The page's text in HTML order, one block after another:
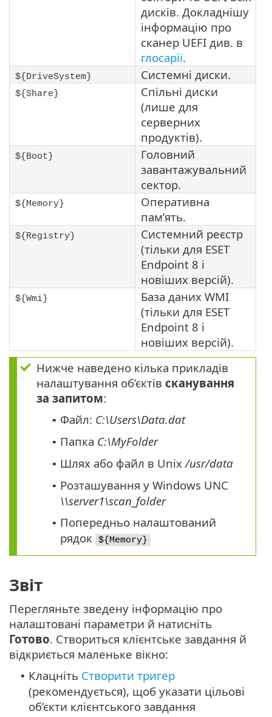
дисків. Докладнішу
інформацію про
сканер UEFI див. в
глосарії.
${DriveSystem} Системні диски.
${Share}
Спільні диски
(лише для
серверних
продуктів).
${Boot}
Головний
завантажувальний
сектор.
${Memory}
Оперативна
пам’ять.
${Registry}
Системний реєстр
(тільки для ESET
Endpoint 8 і
новіших версій).
${Wmi}
База даних WMI
(тільки для ESET
Endpoint 8 і
новіших версій).
Нижче наведено кілька прикладів
налаштування об’єктів сканування
за запитом:
▪ Файл: C:\Users\Data.dat
▪ Папка C:\MyFolder
▪ Шлях або файл в Unix /usr/data
▪ Розташування у Windows UNC
\\server1\scan_folder
▪ Попередньо налаштований
рядок
${Memory}
Звіт
Перегляньте зведену інформацію про
налаштовані параметри й натисніть
Готово. Створиться клієнтське завдання й
відкриється маленьке вікно:
• Клацніть Створити тригер
(рекомендується), щоб указати цільові
об’єкти клієнтського завдання